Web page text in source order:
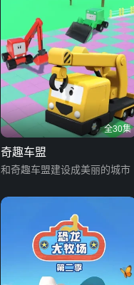
全30集
奇趣车盟
和奇趣车盟建设成美丽的城市